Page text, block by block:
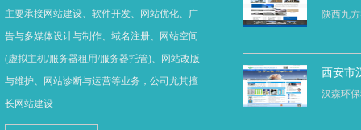
主要承接网站建设、软件开发、网站优化、广
告与多媒体设计与制作、域名注册、网站空间
(虚拟主机/服务器租用/服务器托管)、网站改版
与维护、网站诊断与运营等业务，公司尤其擅
长网站建设
陕西九
西安市
汉森环